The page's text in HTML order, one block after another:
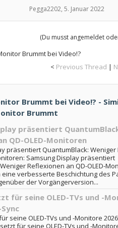
Pegga2202, 5. Januar 2022
(Du musst angemeldet
Brummt bei Video!?
< Previous Thread |
Brummt bei Video!? -
Brummt
präsentiert
QD-OLED-Monitoren
präsentiert QuantumBlack:
Samsung Display präsentiert
Reflexionen an QD-OLED-
verbesserte Beschichtung des
der Vorgängerversion...
für seine OLED-TVs und -
seine OLED-TVs und -Monitore
für seine OLED-TVs und -